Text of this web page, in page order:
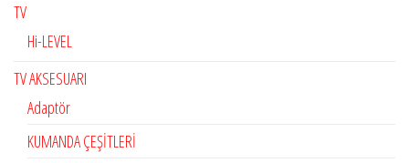
TV
Hi-LEVEL
TV AKSESUARI
Adaptör
KUMANDA ÇEŞİTLERİ